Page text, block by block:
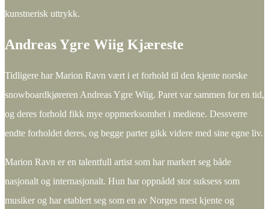
kunstnerisk uttrykk.
Andreas Ygre Wiig Kjæreste
Tidligere har Marion Ravn vært i et forhold til den kjente norske
snowboardkjøreren Andreas Ygre Wiig. Paret var sammen for en tid,
og deres forhold fikk mye oppmerksomhet i mediene. Dessverre
endte forholdet deres, og begge parter gikk videre med sine egne liv.
Marion Ravn er en talentfull artist som har markert seg både
nasjonalt og internasjonalt. Hun har oppnådd stor suksess som
musiker og har etablert seg som en av Norges mest kjente og